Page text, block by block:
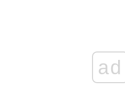
ad